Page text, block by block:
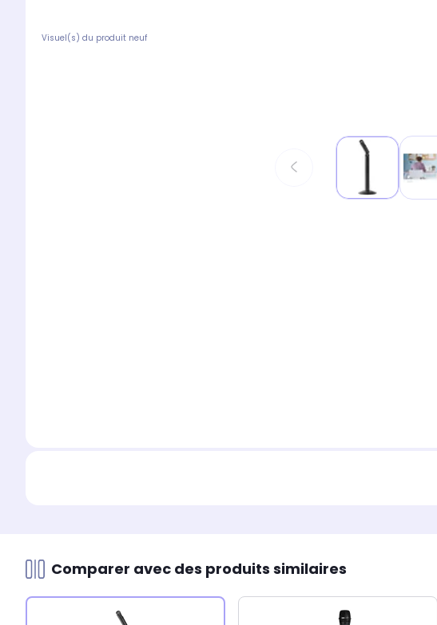
Visuel(s) du produit neuf
Comparer avec des produits similaires